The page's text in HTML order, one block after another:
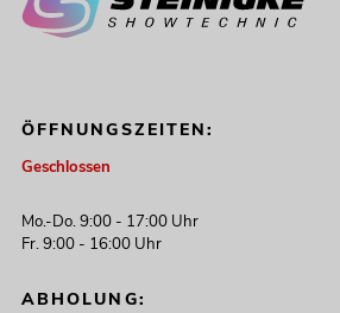
ÖFFNUNGSZEITEN:
Geschlossen
Mo.-Do. 9:00 - 17:00 Uhr
Fr. 9:00 - 16:00 Uhr
ABHOLUNG: